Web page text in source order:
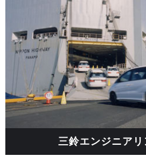
三鈴エンジニア